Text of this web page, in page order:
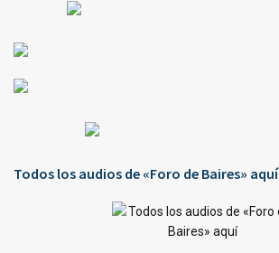
Todos los audios de «Foro de Baires» aquí